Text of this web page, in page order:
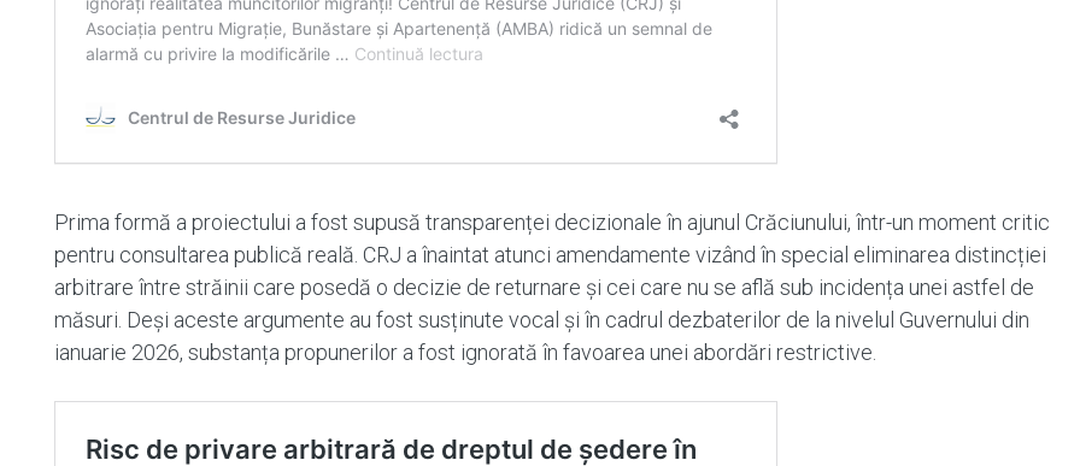
Prima formă a proiectului a fost supusă transparenței decizionale în ajunul Crăciunului, într-un moment critic
pentru consultarea publică reală. CRJ a înaintat atunci amendamente vizând în special eliminarea distincției
arbitrare între străinii care posedă o decizie de returnare și cei care nu se află sub incidența unei astfel de
măsuri. Deși aceste argumente au fost susținute vocal și în cadrul dezbaterilor de la nivelul Guvernului din
ianuarie 2026, substanța propunerilor a fost ignorată în favoarea unei abordări restrictive.